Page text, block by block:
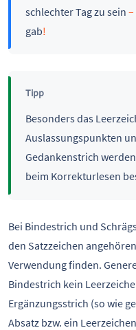
schlechter Tag zu sein –
gab!
Tipp
Besonders das
Auslassungspunkten
Gedankenstrich
beim Korrekturlesen
Bei Bindestrich und
den Satzzeichen
Verwendung finden.
Bindestrich kein
Ergänzungsstrich (so wie
Absatz bzw. ein